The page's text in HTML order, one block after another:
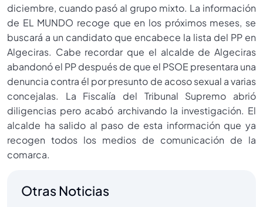
diciembre, cuando pasó al grupo mixto. La información
de EL MUNDO recoge que en los próximos meses, se
buscará a un candidato que encabece la lista del PP en
Algeciras. Cabe recordar que el alcalde de Algeciras
abandonó el PP después de que el PSOE presentara una
denuncia contra él por presunto de acoso sexual a varias
concejalas. La Fiscalía del Tribunal Supremo abrió
diligencias pero acabó archivando la investigación. El
alcalde ha salido al paso de esta información que ya
recogen todos los medios de comunicación de la
comarca.
Otras Noticias